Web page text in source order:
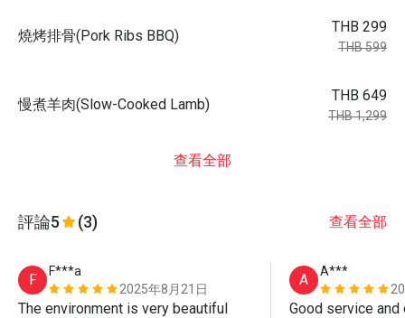
燒烤排骨(Pork Ribs BBQ)
THB 299
THB 599
慢煮羊肉(Slow-Cooked Lamb)
THB 649
THB 1,299
查看全部
評論5 (3) 查看全部
F
F***a
2025年8月21日
The environment is very beautiful
A
A***
Good service